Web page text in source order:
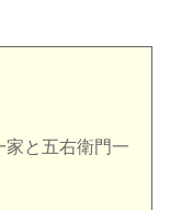
家と五右衛門一